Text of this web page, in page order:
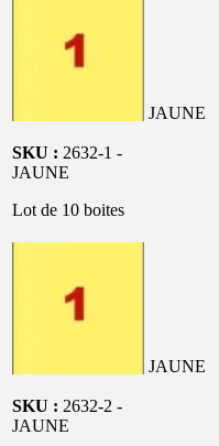
SKU : 2632-1 -
JAUNE
Lot de 10 boites
JAUNE
SKU : 2632-2 -
JAUNE
JAUNE